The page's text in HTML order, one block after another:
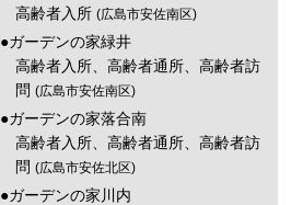
高齢者入所(広島市安佐南区)
●ガーデンの家緑井
高齢者入所、高齢者通所、高齢者訪
問(広島市安佐南区)
●ガーデンの家落合南
高齢者入所、高齢者通所、高齢者訪
問(広島市安佐北区)
●ガーデンの家川内